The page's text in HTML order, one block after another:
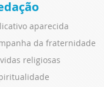
aparecida
da fraternidade
religiosas